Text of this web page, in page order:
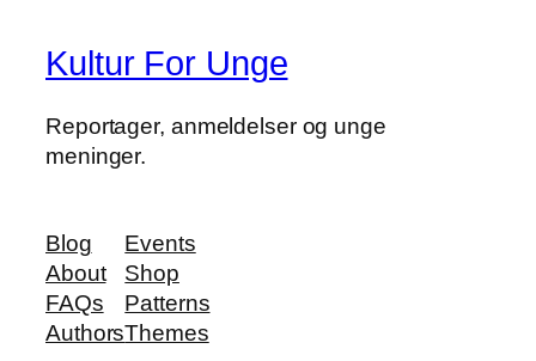
Kultur For Unge
Reportager, anmeldelser og unge
meninger.
Blog
About
FAQs
Authors
Events
Shop
Patterns
Themes